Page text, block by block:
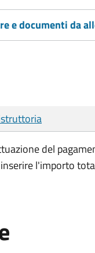
e documenti da
del
l'importo